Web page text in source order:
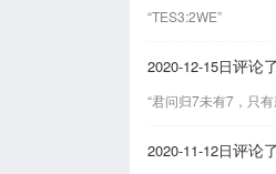
“TES3:2WE”
2020-12-15日评论
“君问归7未有7，只
2020-11-12日评论